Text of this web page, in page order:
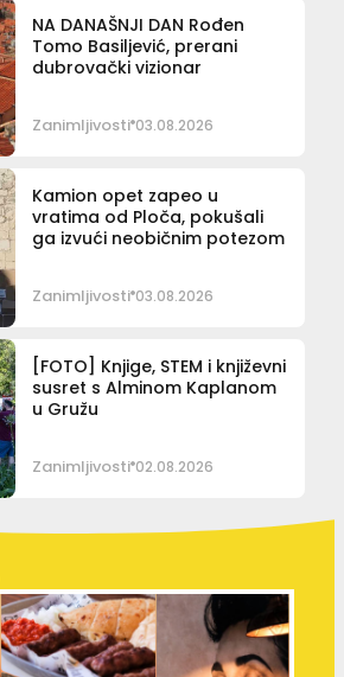
NA DANAŠNJI DAN Rođen
Tomo Basiljević, prerani
dubrovački vizionar
Zanimljivosti 03.08.2026
Kamion opet zapeo u
vratima od Ploča, pokušali
ga izvući neobičnim potezom
Zanimljivosti 03.08.2026
[FOTO] Knjige, STEM i književni
susret s Alminom Kaplanom
u Gružu
Zanimljivosti 02.08.2026